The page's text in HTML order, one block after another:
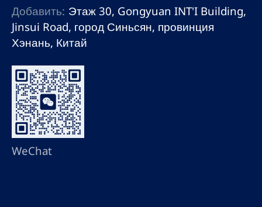
Добавить: Этаж 30, Gongyuan INT'I Building,
Jinsui Road, город Синьсян, провинция
Хэнань, Китай
WeChat